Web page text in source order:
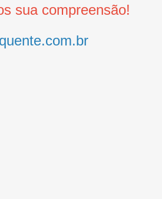
sua compreensão!